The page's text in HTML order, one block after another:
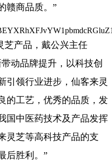
赣商品质。”
芝产品，戴公兴主任
动品牌提升，以科技创
引领行业进步，仙客来灵
的工艺，优秀的品质，发
国中医药技术及产品发挥
灵芝等高科技产品的支
后胜利。”